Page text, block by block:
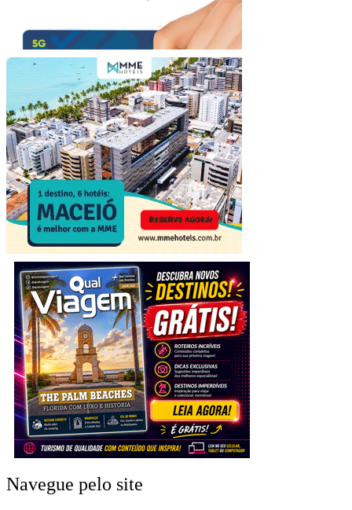
Navegue pelo site